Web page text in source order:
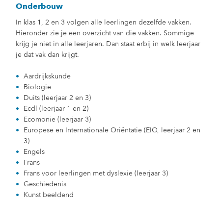
Onderbouw
In klas 1, 2 en 3 volgen alle leerlingen dezelfde vakken.
Hieronder zie je een overzicht van die vakken. Sommige
krijg je niet in alle leerjaren. Dan staat erbij in welk leerjaar
je dat vak dan krijgt.
Aardrijkskunde
Biologie
Duits (leerjaar 2 en 3)
Ecdl (leerjaar 1 en 2)
Ecomonie (leerjaar 3)
Europese en Internationale Oriëntatie (EIO, leerjaar 2 en
3)
Engels
Frans
Frans voor leerlingen met dyslexie (leerjaar 3)
Geschiedenis
Kunst beeldend